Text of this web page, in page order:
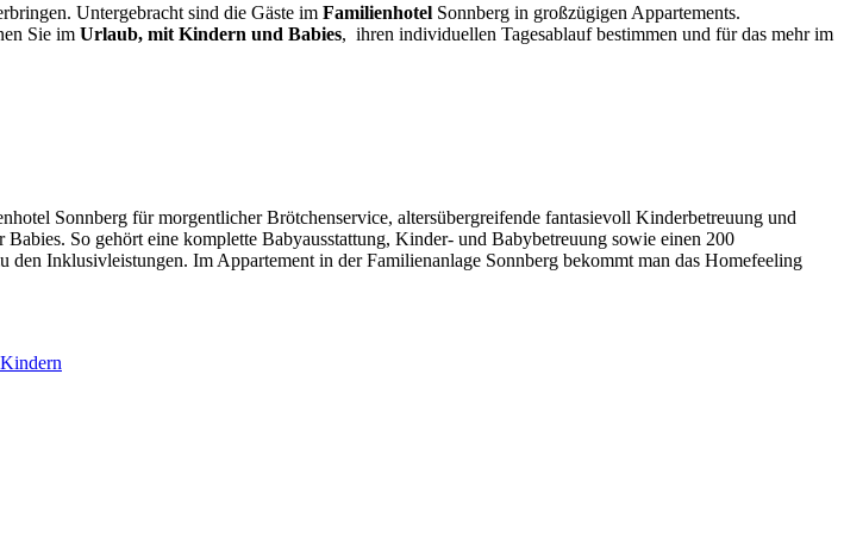
Untergebracht sind die Gäste im Familienhotel Sonnberg in großzügigen Appartements.
Sie im Urlaub, mit Kindern und Babies, ihren individuellen Tagesablauf bestimmen und für das mehr im
Sonnberg für morgentlicher Brötchenservice, altersübergreifende fantasievoll Kinderbetreuung und
So gehört eine komplette Babyausstattung, Kinder- und Babybetreuung sowie einen 200
Inklusivleistungen. Im Appartement in der Familienanlage Sonnberg bekommt man das Homefeeling